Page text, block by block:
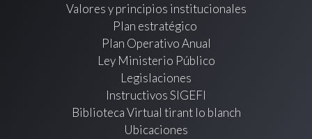
Valores y principios institucionales
Plan estratégico
Plan Operativo Anual
Ley Ministerio Público
Legislaciones
Instructivos SIGEFI
Biblioteca Virtual tirant lo blanch
Ubicaciones